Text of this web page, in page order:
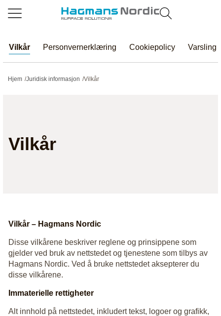
Vilkår Personvernerklæring Cookiepolicy Varsling
Hjem /Juridisk informasjon /Vilkår
Vilkår
Vilkår – Hagmans Nordic
Disse vilkårene beskriver reglene og prinsippene som
gjelder ved bruk av nettstedet og tjenestene som tilbys av
Hagmans Nordic. Ved å bruke nettstedet aksepterer du
disse vilkårene.
Immaterielle rettigheter
Alt innhold på nettstedet, inkludert tekst, logoer og grafikk,